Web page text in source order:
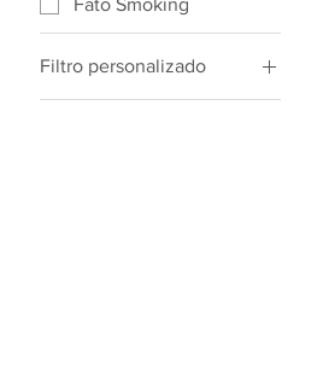
Fato Smoking
Filtro personalizado